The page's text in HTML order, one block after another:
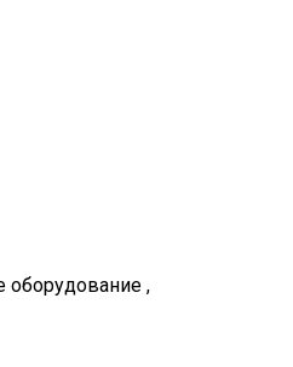
оборудование ,